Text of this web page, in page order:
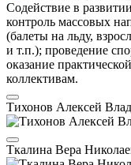
Содействие в
контроль массовых
(балеты на льду,
и т.п.); проведение
оказание
коллективам.
Тихонов Алексей
Ткалина Вера